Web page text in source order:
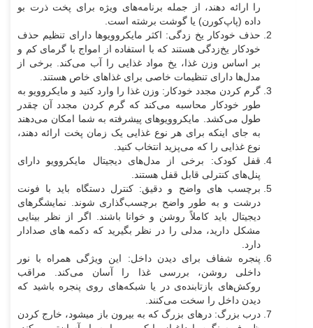
را ارائه دهند، از جمله برنامه‌های ویژه برای پخت ذرت بو
داده (پاپ‌کورن) یا گوشت برشته است.
حذف خودکار یخ زدگی: اکثر مایکروویوها دارای تنظیم حذف
خودکار یخ‌زدگی هستند که با استفاده از امواج با گرمای کم و
بر اساس وزن غذا، یخ مواد غذایی را آب می‌کند. برخی از
مدل‌ها دارای تنظیمات خاصی برای غذاهای خاص هستند.
گرم کردن مجدد خودکار: وزن غذا را وارد کنید و مایکروویو به
طور خودکار محاسبه می‌کند که گرم کردن مجدد آن چقدر
طول می‌کشد. مایکروویوهای پیشرفته به شما امکان می‌دهند
به جای اینکه برای هر نوع غذایی یک زمان پخت ارائه دهند،
نوع غذایی را که می‌پزید انتخاب کنید.
قفل کودک: برخی از مدل‌های دیجیتال مایکروویو دارای
پنل‌های کنترلی قابل قفل هستند.
برچسب‌ های واضح و دقیق: کنترل دستگاه باید با فونت
درشت و به طور واضح برچسب‌گذاری شوند. نمایشگرهای
دیجیتال باید کاملاً روشن و خوانا باشند. اگر از نظر بینایی
مشکل دارید، مدلی را در نظر بگیرید که دکمه های صدادار
دارد.
پنجره شفاف برای دیدن داخل: این ویژگی همراه با نور
داخلی روشن، بررسی غذا را آسان می‌کند. مراقب
روکش‌های بازتابنده‌ی در یا شبکه‌های روی پنجره باشید که
دیدن داخل را سخت می‌کنند.
درب بزرگ: درهای بزرگ که به بیرون باز میشود، خارج کردن